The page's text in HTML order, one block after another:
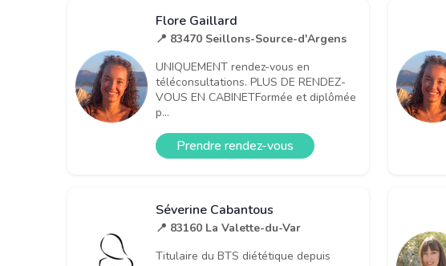
Flore Gaillard
📍 83470 Seillons-Source-d'Argens
UNIQUEMENT rendez-vous en
téléconsultations. PLUS DE RENDEZ-
VOUS EN CABINETFormée et diplômée
p...
Prendre rendez-vous
Séverine Cabantous
📍 83160 La Valette-du-Var
Titulaire du BTS diététique depuis